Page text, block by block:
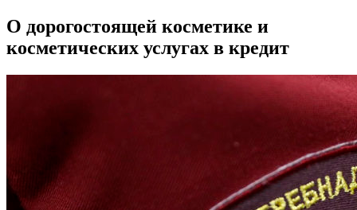
О дорогостоящей косметике и
косметических услугах в кредит